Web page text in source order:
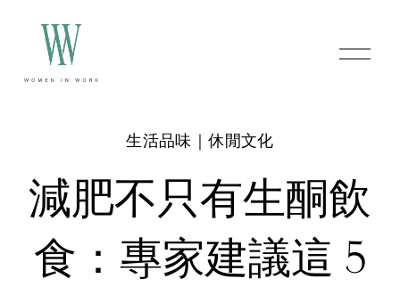
O
p
減肥不只有生酮飲
食：專家建議這 5
生活品味｜休閒文化